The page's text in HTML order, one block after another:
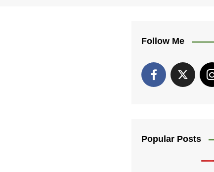
Follow Me
Popular Posts